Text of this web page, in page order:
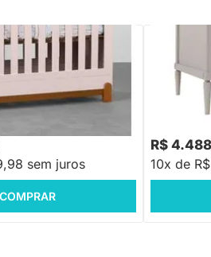
ENTREGA
Lotus com Frisos - Rosa
sem juros
COMPRAR
R$
10x de